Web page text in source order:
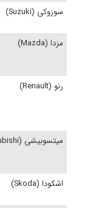
سوزوکی (Suzuki)
مزدا (Mazda)
رنو (Renault)
میتسوبیشی (Mitsubishi)
اشکودا (Skoda)